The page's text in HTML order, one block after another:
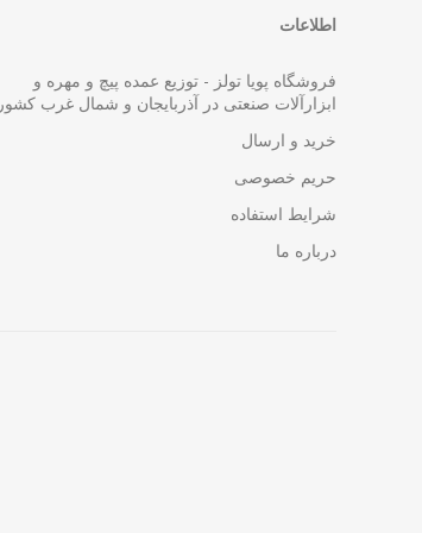
اطلاعات
فروشگاه پویا تولز - توزیع عمده پیچ و مهره و
ابزارآلات صنعتی در آذربایجان و شمال غرب کشور
خرید و ارسال
حریم خصوصی
شرایط استفاده
درباره ما